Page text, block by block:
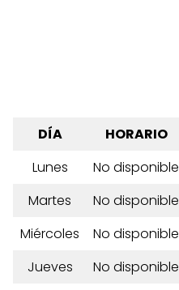
DÍA
HORARIO
Lunes
No disponible
Martes
No disponible
Miércoles
No disponible
Jueves
No disponible